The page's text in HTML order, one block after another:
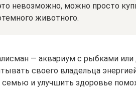
невозможно, можно просто
животного.
— аквариум с рыбками
своего владельца
и улучшить здоровье